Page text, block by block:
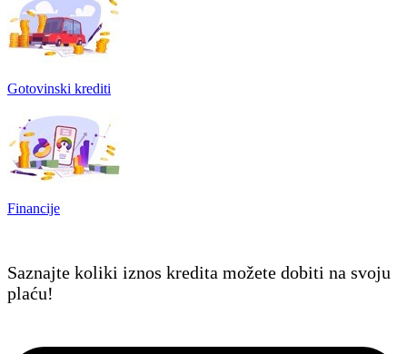
Gotovinski krediti
Financije
Saznajte koliki iznos kredita možete dobiti na svoju
plaću!